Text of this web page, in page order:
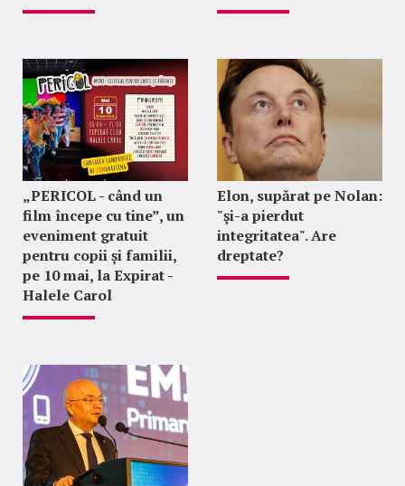
„PERICOL - când un
film începe cu tine”, un
eveniment gratuit
pentru copii și familii,
pe 10 mai, la Expirat -
Halele Carol
Elon, supărat pe Nolan:
"şi-a pierdut
integritatea". Are
dreptate?